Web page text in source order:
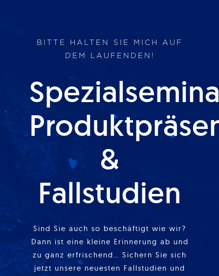
BITTE HALTEN SIE MICH AUF
DEM LAUFENDEN!
&
Fallstudien
Sind Sie auch so beschäftigt wie wir?
Dann ist eine kleine Erinnerung ab und
zu ganz erfrischend… Sichern Sie sich
jetzt unsere neuesten Fallstudien und